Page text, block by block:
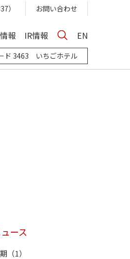
報 IR情報 EN
） お問い合わせ
ド 3463 いちごホテル
ース
（1）